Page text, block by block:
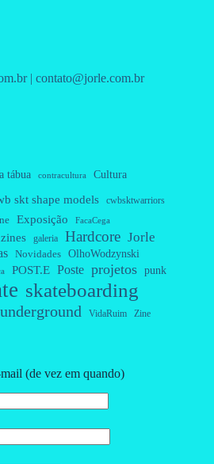
| contato@jorle.com.br
tábua contracultura Cultura
skt shape models cwbsktwarriors
Exposição FacaCega
galeria Hardcore Jorle
Novidades OlhoWodzynski
POST.E Poste projetos punk
skateboarding
underground VidaRuim Zine
(de vez em quando)